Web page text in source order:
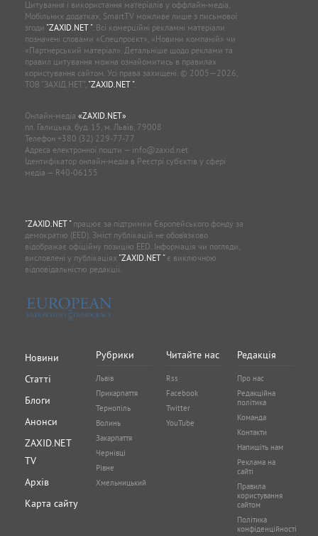
Цитування і використання матеріалів у оффлайн-медіа,
Мобільних додатках, SmartTV можливе лише з письмової
згоди "ZAXID.NET ". Всі комерційні рекламні матеріали
позначені словами «Спецпроєкт», «Новини компаній» чи
«Партнерський матеріал». Детальніше щодо реклами та
правил цитування можна ознайомитись в правилах
користування сайтом. Усі права захищені. © 2005—2026,
ТОВ “ЗАХІД.НЕТ”, "ZAXID.NET ".
Онлайн-медіа «ZAXID.NET»
пл. Галицька, буд. 15, м. Львів, 79008
Телефон +380 (32) 229-77-77
Адреса електронної пошти — info@zaxid.net
Ідентифікатор онлайн-медіа в Реєстрі суб'єктів у сфері
медіа — R40-06155
"ZAXID.NET "працює за підтримки Європейського фонду за
демократію (EED). Зміст публікацій не обов’язково
відображає офіційну позицію EED. Інформація чи погляди,
висловлені у публікаціях "ZAXID.NET "є виключною
відповідальністю редакції.
Новини
Статті
Блоги
Анонси
ZAXID.NET
TV
Архів
Карта сайту
Рубрики
Львів
Прикарпаття
Тернопіль
Волинь
Закарпаття
Чернівці
Рівне
Хмельницький
Читайте нас
Rss
Facebook
Twitter
YouTube
Редакція
Про нас
Редакційна
політика
Команда
Контакти
Напишіть нам
Реклама на
сайті
Правила
користування
сайтом
Політика
конфіденційності